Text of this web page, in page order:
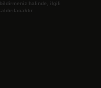
halinde, ilgili